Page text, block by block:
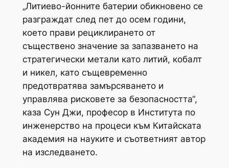
„Литиево-йонните батерии обикновено се
разграждат след пет до осем години,
което прави рециклирането от
съществено значение за запазването на
стратегически метали като литий, кобалт
и никел, като същевременно
предотвратява замърсяването и
управлява рисковете за безопасността“,
каза Сун Джи, професор в Института по
инженерство на процеси към Китайската
академия на науките и съответният автор
на изследването.